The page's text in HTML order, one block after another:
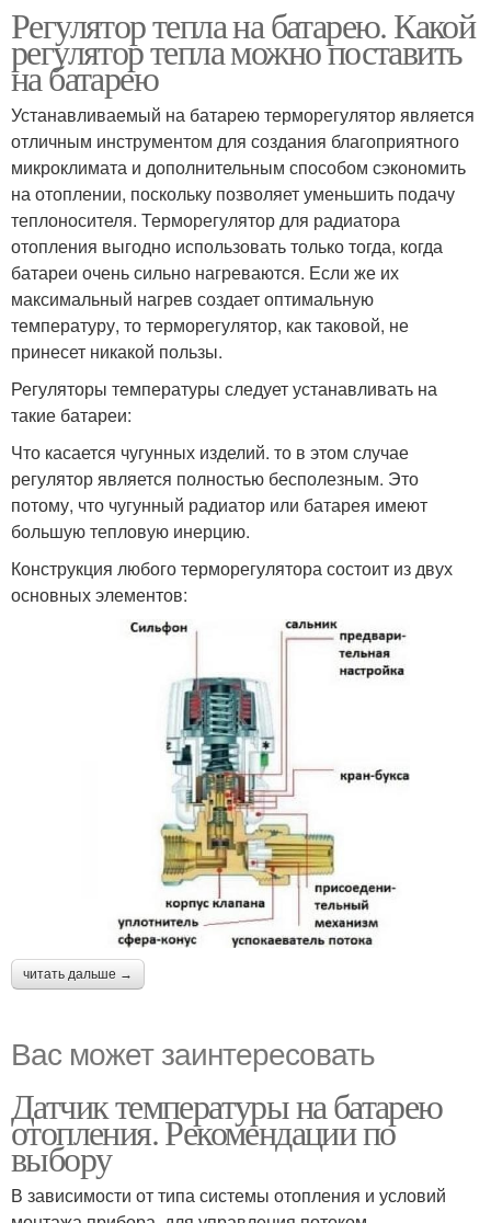
Регулятор тепла на батарею. Какой
регулятор тепла можно поставить
на батарею
Устанавливаемый на батарею терморегулятор является
отличным инструментом для создания благоприятного
микроклимата и дополнительным способом сэкономить
на отоплении, поскольку позволяет уменьшить подачу
теплоносителя. Терморегулятор для радиатора
отопления выгодно использовать только тогда, когда
батареи очень сильно нагреваются. Если же их
максимальный нагрев создает оптимальную
температуру, то терморегулятор, как таковой, не
принесет никакой пользы.
Регуляторы температуры следует устанавливать на
такие батареи:
Что касается чугунных изделий. то в этом случае
регулятор является полностью бесполезным. Это
потому, что чугунный радиатор или батарея имеют
большую тепловую инерцию.
Конструкция любого терморегулятора состоит из двух
основных элементов:
читать дальше →
Вас может заинтересовать
Датчик температуры на батарею
отопления. Рекомендации по
выбору
В зависимости от типа системы отопления и условий